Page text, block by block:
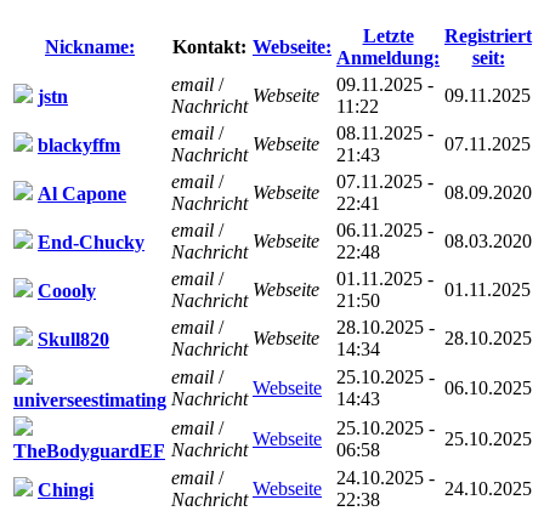
Nickname: Kontakt: Webseite:
Letzte
Anmeldung:
Registriert
seit:
jstn
email /
Nachricht
Webseite
09.11.2025 -
11:22
09.11.2025
blackyffm
email /
Nachricht
Webseite
08.11.2025 -
21:43
07.11.2025
Al Capone
email /
Nachricht
Webseite
07.11.2025 -
22:41
08.09.2020
End-Chucky
email /
Nachricht
Webseite
06.11.2025 -
22:48
08.03.2020
Coooly
email /
Nachricht
Webseite
01.11.2025 -
21:50
01.11.2025
Skull820
email /
Nachricht
Webseite
28.10.2025 -
14:34
28.10.2025
universeestimating
email /
Nachricht
Webseite
25.10.2025 -
14:43
06.10.2025
TheBodyguardEF
email /
Nachricht
Webseite
25.10.2025 -
06:58
25.10.2025
Chingi
email /
Nachricht
Webseite
24.10.2025 -
22:38
24.10.2025